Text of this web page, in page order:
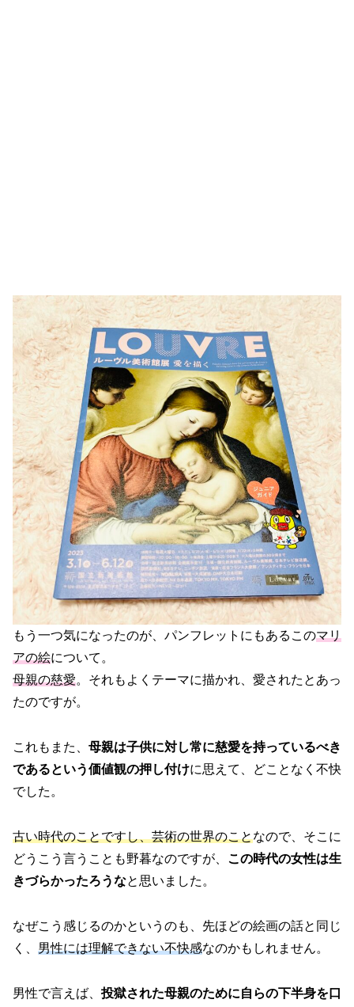
もう一つ気になったのが、パンフレットにもあるこのマリ
アの絵について。
母親の慈愛。それもよくテーマに描かれ、愛されたとあっ
たのですが。
これもまた、 母親は子供に対し常に慈愛を持っているべき
であるという価値観の押し付けに思えて、どことなく不快
でした。
古い時代のことですし、芸術の世界のことなので、そこに
どうこう言うことも野暮なのですが、 この時代の女性は生
きづらかったろうなと思いました。
なぜこう感じるのかというのも、先ほどの絵画の話と同じ
く、 男性には理解できない不快感なのかもしれません。
男性で言えば、 投獄された母親のために自らの下半身を口